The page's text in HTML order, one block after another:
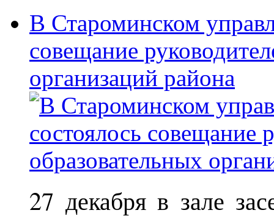
В Староминском
совещание
организаций района
27 декабря в зале